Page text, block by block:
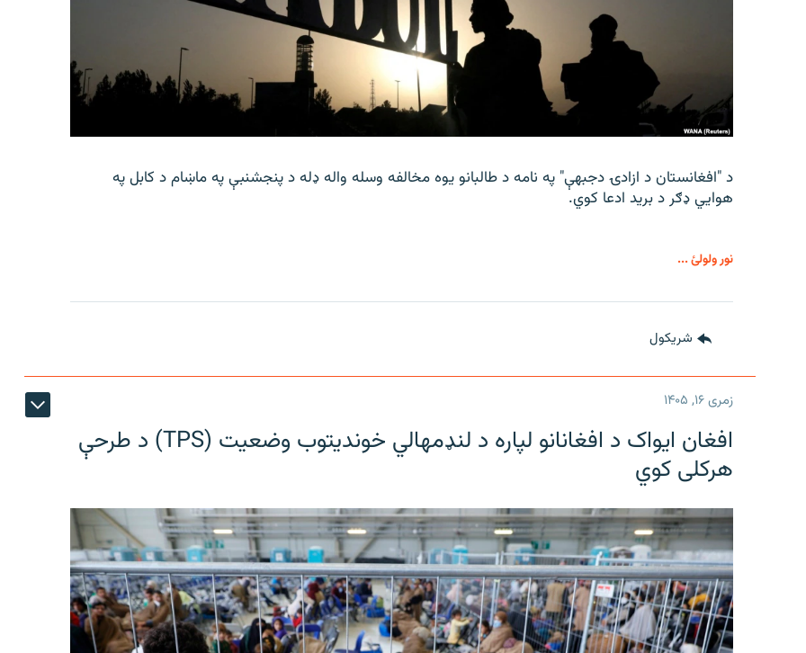
د "افغانستان د ازادۍ دجبهې" په نامه د طالبانو یوه مخالفه وسله واله ډله د پنجشنبې په ماښام د کابل په
هوايي ډګر د برید ادعا کوي.
نور ولولئ ...
شريکول
زمری ۱۶, ۱۴۰۵
افغان ایواک د افغانانو لپاره د لنډمهالي خوندیتوب وضعیت (TPS) د طرحې
هرکلی کوي